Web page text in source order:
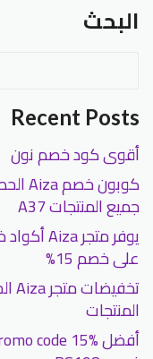
البحث
Recent Posts
أقوى كود خصم نون
جميع المنتجات A37
على خصم 15%
المنتجات